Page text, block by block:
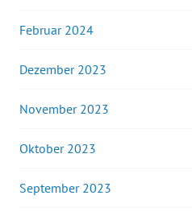
Februar 2024
Dezember 2023
November 2023
Oktober 2023
September 2023